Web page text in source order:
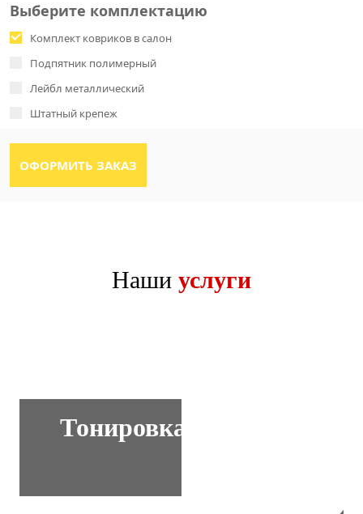
Выберите комплектацию
Комплект ковриков в салон
Подпятник полимерный
Лейбл металлический
Штатный крепеж
Наши услуги
Тонировка